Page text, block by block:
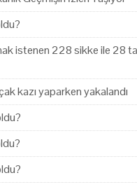
istenen 228 sikke ile 28
kazı yaparken yakalandı